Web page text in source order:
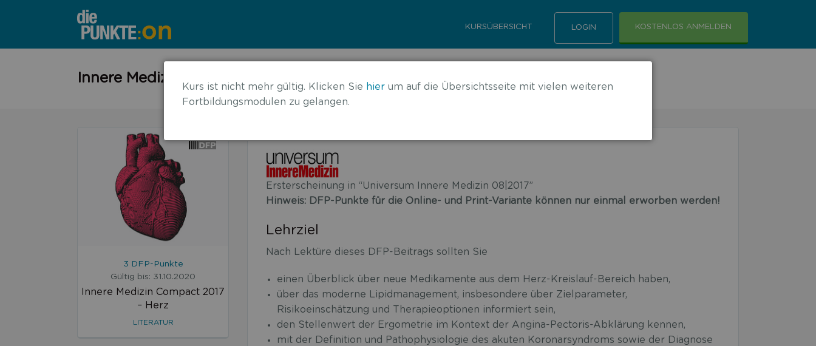
KURSÜBERSICHT LOGIN KOSTENLOS ANMELDEN
←
Innere Medizin Compact 2017 – Herz
3 DFP-Punkte
Gültig bis: 31.10.2020
Innere Medizin Compact 2017
– Herz
LITERATUR
Ersterscheinung in “Universum Innere Medizin 08|2017”
Hinweis: DFP-Punkte für die Online- und Print-Variante können nur einmal erworben werden!
Lehrziel
Nach Lektüre dieses DFP-Beitrags sollten Sie
einen Überblick über neue Medikamente aus dem Herz-Kreislauf-Bereich haben,
über das moderne Lipidmanagement, insbesondere über Zielparameter,
Risikoeinschätzung und Therapieoptionen informiert sein,
den Stellenwert der Ergometrie im Kontext der Angina-Pectoris-Abklärung kennen,
mit der Definition und Pathophysiologie des akuten Koronarsyndroms sowie der Diagnose
Kurs ist nicht mehr gültig. Klicken Sie hierum auf die Übersichtsseite mit vielen weiteren
Fortbildungsmodulen zu gelangen.